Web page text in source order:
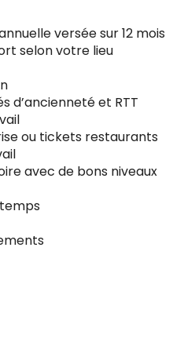
versée sur 12 mois
selon votre lieu
d’ancienneté et RTT
ou tickets restaurants
avec de bons niveaux